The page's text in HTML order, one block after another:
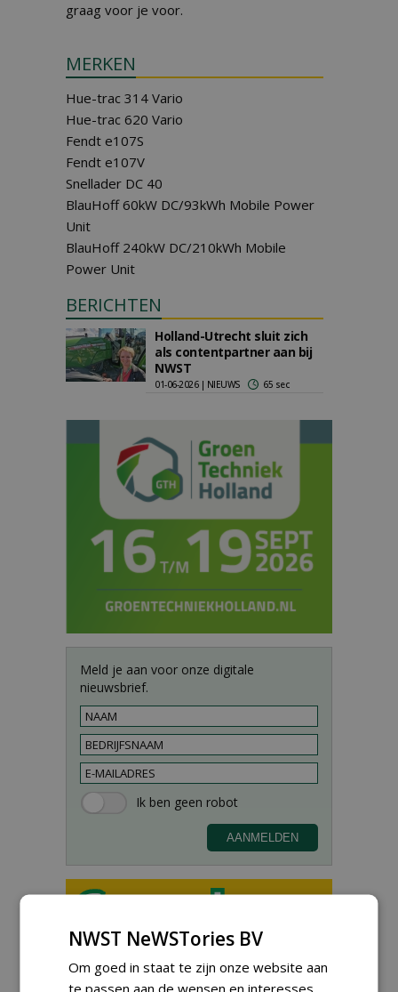
graag voor je voor.
MERKEN
Hue-trac 314 Vario
Hue-trac 620 Vario
Fendt e107S
Fendt e107V
Snellader DC 40
BlauHoff 60kW DC/93kWh Mobile Power
Unit
BlauHoff 240kW DC/210kWh Mobile
Power Unit
BERICHTEN
Holland-Utrecht sluit zich
als contentpartner aan bij
NWST
01-06-2026 | NIEUWS 65 sec
Meld je aan voor onze digitale
nieuwsbrief.
Proefveldmedewerker/
Chauffeur
landbouwmachines bij DSV
NWST NeWSTories BV
Om goed in staat te zijn onze website aan
te passen aan de wensen en interesses